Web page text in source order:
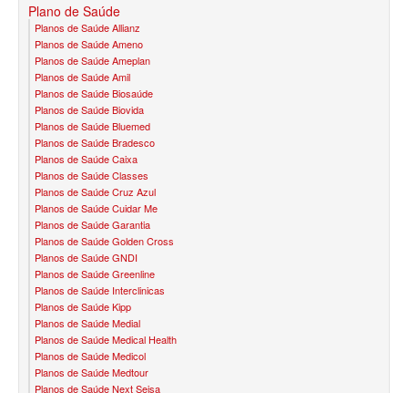
MEDSENIORPLANO DE SAÚDE SÊNIOR
QSAÚDE PLANO DE SAÚDE SÊNIOR
SANTA HELENA PLANO DE SAÚDE SÊNIOR
SÃO CRISTOVÃO PLANO DE SAÚDE SÊNIOR
TOTAL MEDCARE PLANO DE SAÚDE SÊNIOR
TRANSMONTANO PLANO DE SAÚDE SÊNIOR
ÚNICA PLANO DE SAÚDE SÊNIOR
UNIHOSP PLANO DE SAÚDE SÊNIOR
OPERADORAS
Plano de Saúde
Planos de Saúde Allianz
Planos de Saúde Ameno
Planos de Saúde Ameplan
Planos de Saúde Amil
Planos de Saúde Biosaúde
Planos de Saúde Biovida
Planos de Saúde Bluemed
Planos de Saúde Bradesco
Planos de Saúde Caixa
Planos de Saúde Classes
Planos de Saúde Cruz Azul
Planos de Saúde Cuidar Me
Planos de Saúde Garantia
Planos de Saúde Golden Cross
Planos de Saúde GNDI
Planos de Saúde Greenline
Planos de Saúde Interclinicas
Planos de Saúde Kipp
Planos de Saúde Medial
Planos de Saúde Medical Health
Planos de Saúde Medicol
Planos de Saúde Medtour
Planos de Saúde Next Seisa